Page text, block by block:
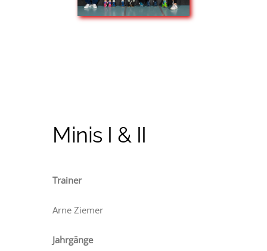
Minis I & II
Trainer
Arne Ziemer
Jahrgänge